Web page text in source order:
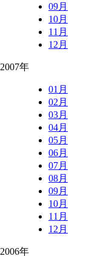
09月
10月
11月
12月
2007年
01月
02月
03月
04月
05月
06月
07月
08月
09月
10月
11月
12月
2006年